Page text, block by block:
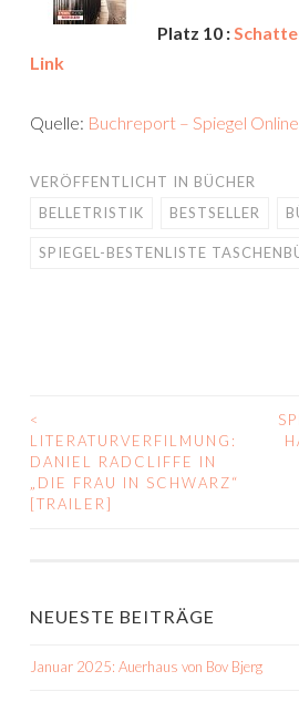
Platz 10 :
Link
Quelle: Buchreport – Spiegel Online
VERÖFFENTLICHT IN BÜCHER
BELLETRISTIK
BESTSELLER
SPIEGEL-BESTENLISTE
BEITRAGS-
NAVIGATION
<
LITERATURVERFILMUNG:
DANIEL RADCLIFFE IN
„DIE FRAU IN SCHWARZ“
[TRAILER]
NEUESTE BEITRÄGE
Januar 2025: Auerhaus von Bov Bjerg